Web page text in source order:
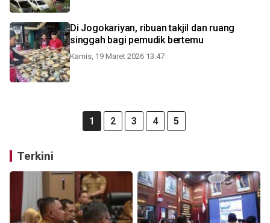
Di Jogokariyan, ribuan takjil dan ruang
singgah bagi pemudik bertemu
Kamis, 19 Maret 2026 13:47
1 2 3 4 5
Terkini